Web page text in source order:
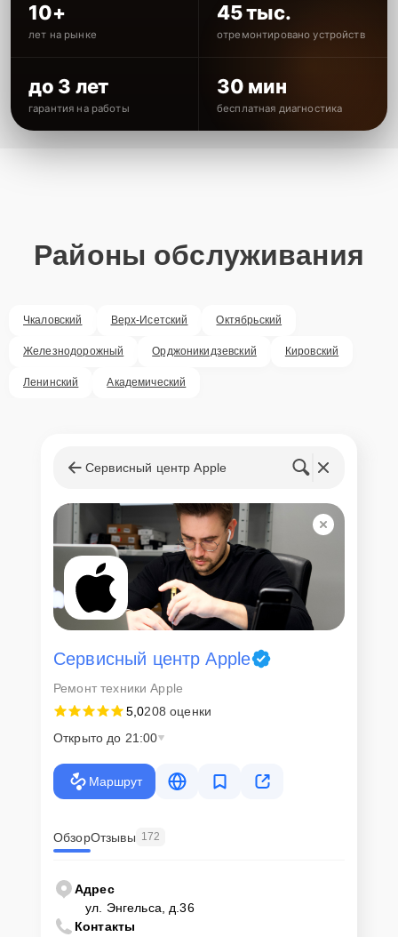
10+
лет на рынке
45 тыс.
отремонтировано устройств
до 3 лет
гарантия на работы
30 мин
бесплатная диагностика
Районы обслуживания
Чкаловский Верх-Исетский Октябрьский
Железнодорожный Орджоникидзевский Кировский
Ленинский Академический
Сервисный центр Apple
Сервисный центр Apple
Ремонт техники Apple
5,0208 оценки
Открыто до 21:00
Маршрут
ОбзорОтзывы 172
Адрес
ул. Энгельса, д.36
Контакты